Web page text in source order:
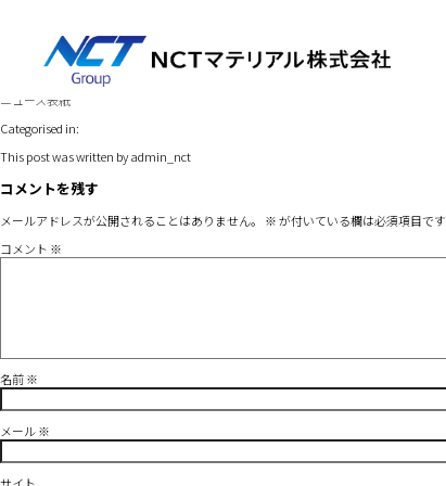
ニュース表紙
3月 19, 2026 5:49 pmPublished byadmin_nct
Leave your thoughts
ニュース表紙
Categorised in:
This post was written by admin_nct
コメントを残す
メールアドレスが公開されることはありません。 ※が付いている欄は必須項目です
コメント ※
名前※
メール※